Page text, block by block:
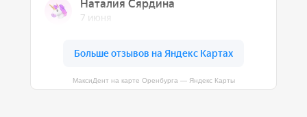
МаксиДент на карте Оренбурга — Яндекс Карты